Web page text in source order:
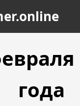
года